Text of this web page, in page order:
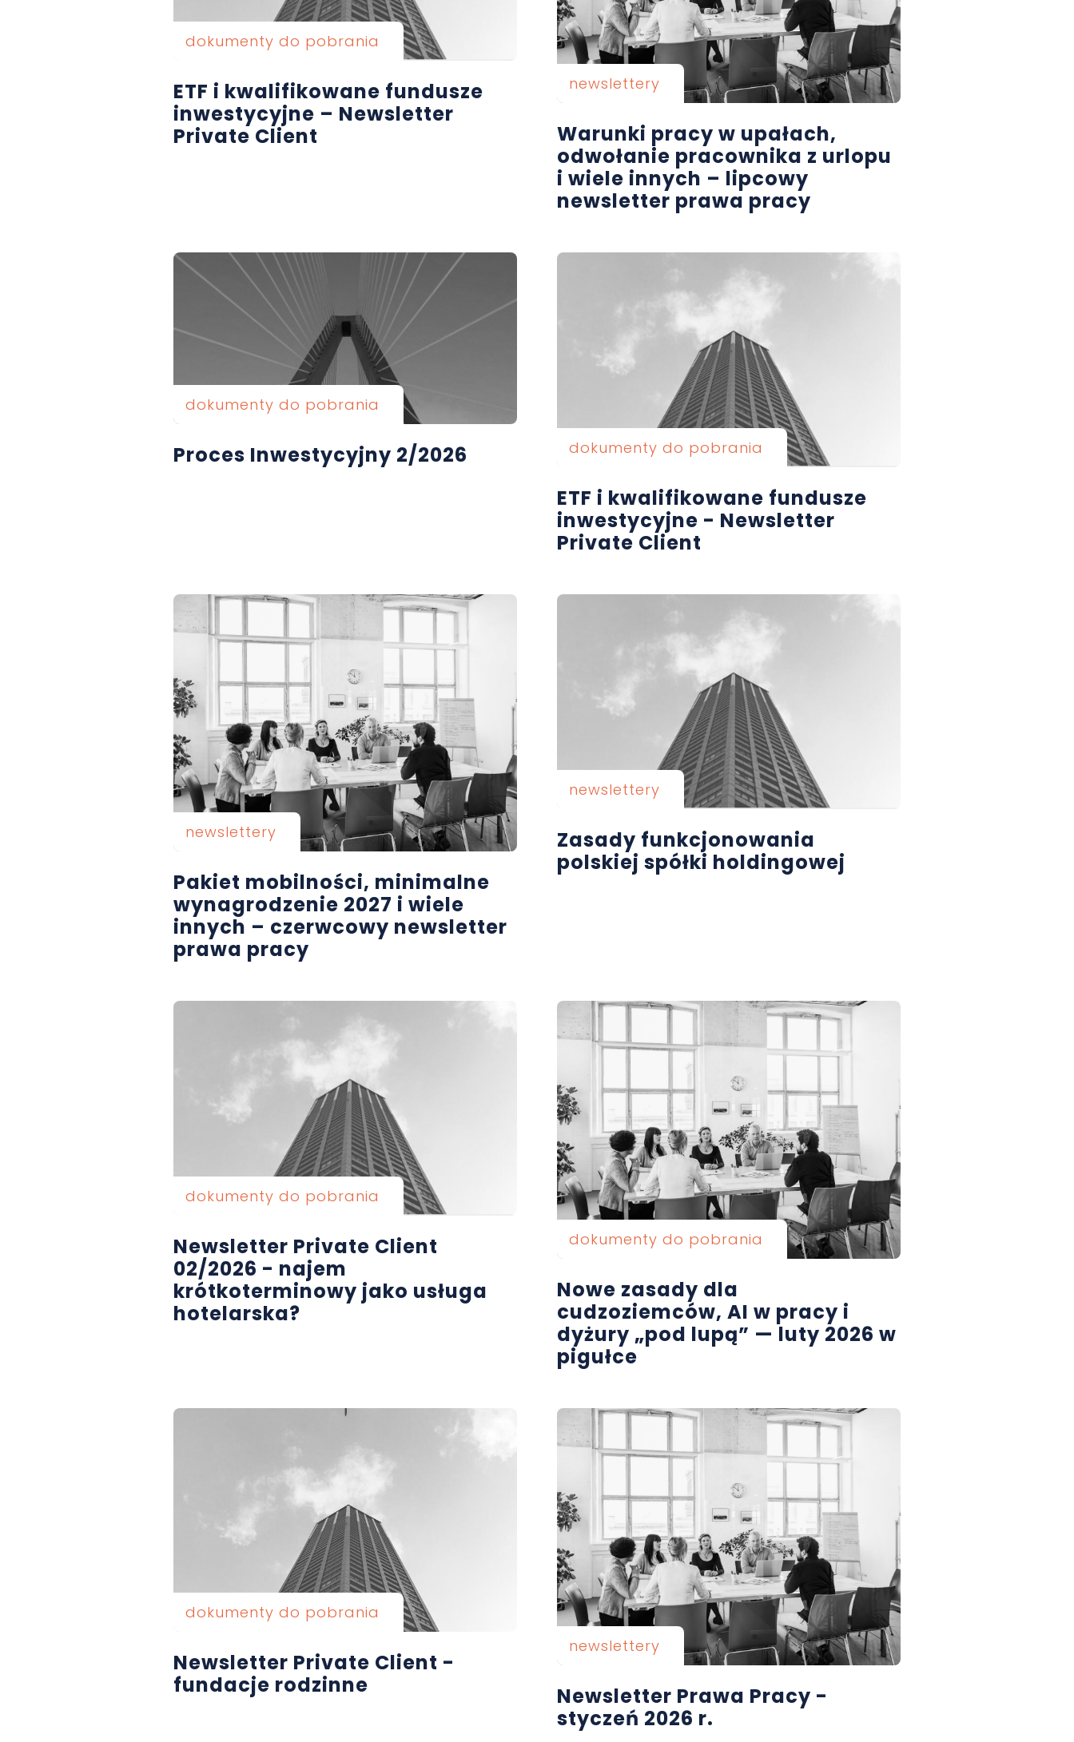
dokumenty do pobrania
ETF i kwalifikowane fundusze
inwestycyjne – Newsletter
Private Client
newslettery
Warunki pracy w upałach,
odwołanie pracownika z urlopu
i wiele innych – lipcowy
newsletter prawa pracy
dokumenty do pobrania
Proces Inwestycyjny 2/2026 dokumenty do pobrania
ETF i kwalifikowane fundusze
inwestycyjne - Newsletter
Private Client
newslettery
Pakiet mobilności, minimalne
wynagrodzenie 2027 i wiele
innych – czerwcowy newsletter
prawa pracy
newslettery
Zasady funkcjonowania
polskiej spółki holdingowej
dokumenty do pobrania
Newsletter Private Client
02/2026 - najem
krótkoterminowy jako usługa
hotelarska?
dokumenty do pobrania
Nowe zasady dla
cudzoziemców, AI w pracy i
dyżury „pod lupą” — luty 2026 w
pigułce
dokumenty do pobrania
Newsletter Private Client -
fundacje rodzinne
newslettery
Newsletter Prawa Pracy -
styczeń 2026 r.